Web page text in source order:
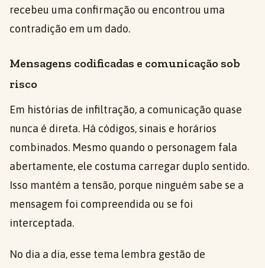
recebeu uma confirmação ou encontrou uma
contradição em um dado.
Mensagens codificadas e comunicação sob
risco
Em histórias de infiltração, a comunicação quase
nunca é direta. Há códigos, sinais e horários
combinados. Mesmo quando o personagem fala
abertamente, ele costuma carregar duplo sentido.
Isso mantém a tensão, porque ninguém sabe se a
mensagem foi compreendida ou se foi
interceptada.
No dia a dia, esse tema lembra gestão de